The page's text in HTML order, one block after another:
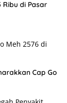
Ribu di Pasar
Cap Go